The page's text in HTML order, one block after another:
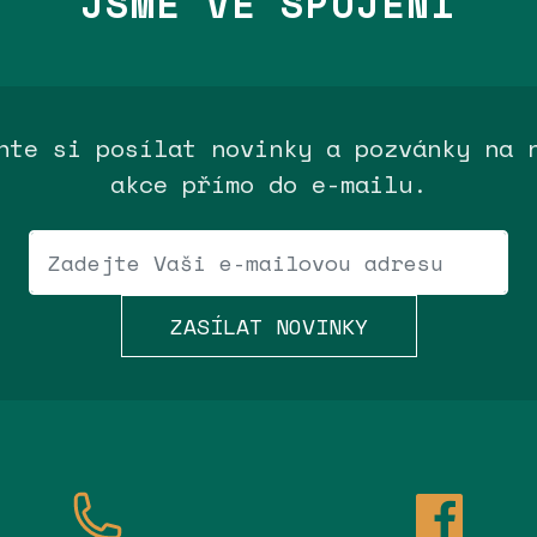
si posílat novinky a pozvánky na
akce přímo do e-mailu.
ZASÍLAT NOVINKY